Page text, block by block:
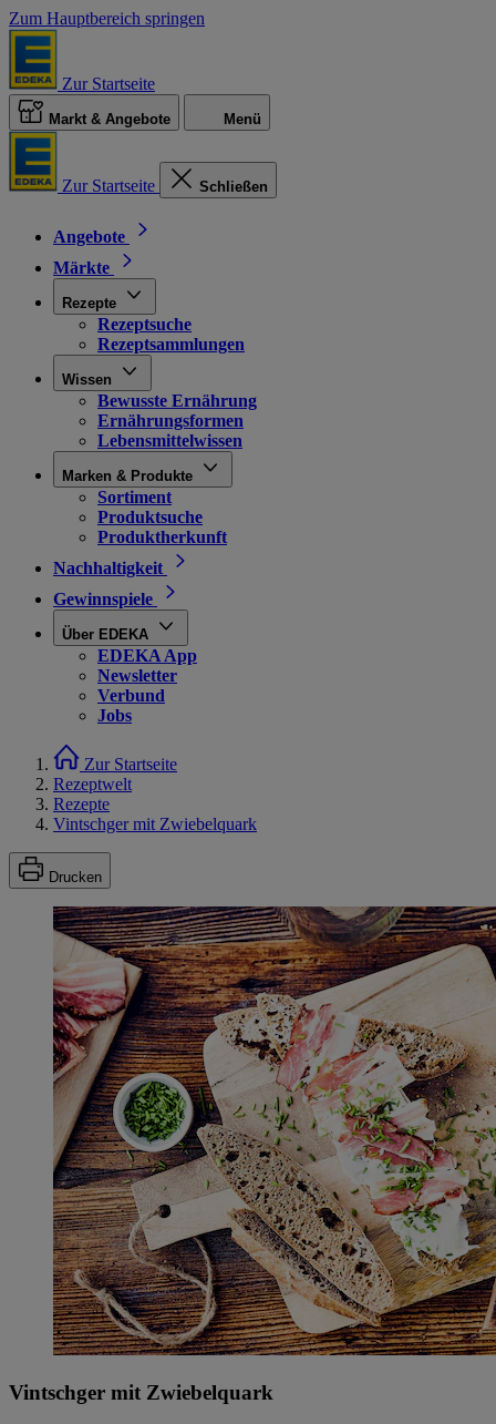
Zum Hauptbereich springen
Zur Startseite
Markt & Angebote Menü
Zur Startseite Schließen
Angebote
Märkte
Rezepte
Rezeptsuche
Rezeptsammlungen
Wissen
Bewusste Ernährung
Ernährungsformen
Lebensmittelwissen
Marken & Produkte
Sortiment
Produktsuche
Produktherkunft
Nachhaltigkeit
Gewinnspiele
Über EDEKA
EDEKA App
Newsletter
Verbund
Jobs
Zur Startseite
Rezeptwelt
Rezepte
Vintschger mit Zwiebelquark
Drucken
Vintschger mit Zwiebelquark